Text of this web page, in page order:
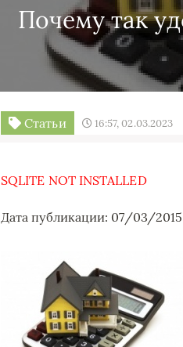
Почему так
Статьи 16:57, 02.03.2023
SQLITE NOT INSTALLED
Дата публикации: 07/03/2015